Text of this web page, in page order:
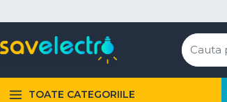
TOATE CATEGORIILE